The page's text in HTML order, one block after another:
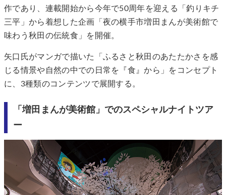
作であり、連載開始から今年で50周年を迎える「釣りキチ
三平」から着想した企画「夜の横手市増田まんが美術館で
味わう秋田の伝統食」を開催。
矢口氏がマンガで描いた「ふるさと秋田のあたたかさを感
じる情景や自然の中での日常を『食』から」をコンセプト
に、3種類のコンテンツで展開する。
「増田まんが美術館」でのスペシャルナイトツア
ー